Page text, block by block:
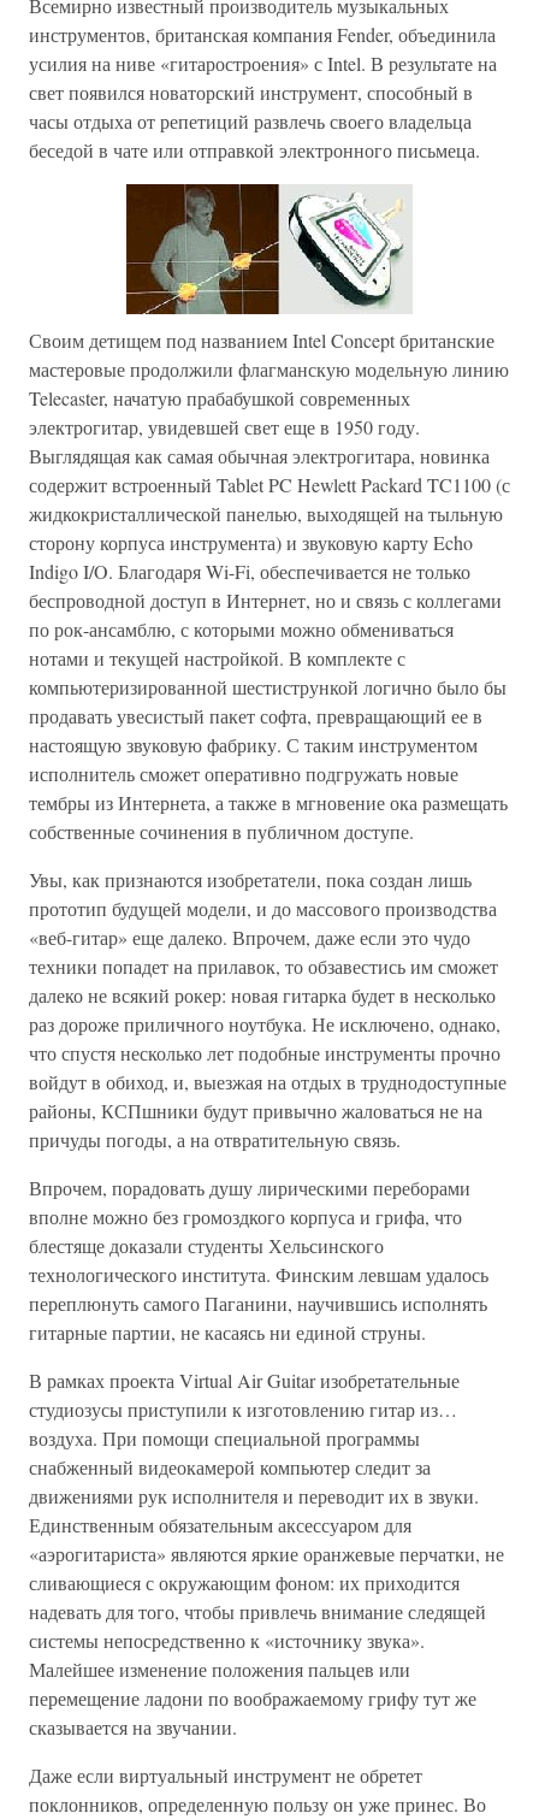
Всемирно известный производитель музыкальных
инструментов, британская компания Fender, объединила
усилия на ниве «гитаростроения» с Intel. В результате на
свет появился новаторский инструмент, способный в
часы отдыха от репетиций развлечь своего владельца
беседой в чате или отправкой электронного письмеца.
Своим детищем под названием Intel Concept британские
мастеровые продолжили флагманскую модельную линию
Telecaster, начатую прабабушкой современных
электрогитар, увидевшей свет еще в 1950 году.
Выглядящая как самая обычная электрогитара, новинка
содержит встроенный Tablet PC Hewlett Packard TC1100 (с
жидкокристаллической панелью, выходящей на тыльную
сторону корпуса инструмента) и звуковую карту Echo
Indigo I/O. Благодаря Wi-Fi, обеспечивается не только
беспроводной доступ в Интернет, но и связь с коллегами
по рок-ансамблю, с которыми можно обмениваться
нотами и текущей настройкой. В комплекте с
компьютеризированной шестистрункой логично было бы
продавать увесистый пакет софта, превращающий ее в
настоящую звуковую фабрику. С таким инструментом
исполнитель сможет оперативно подгружать новые
тембры из Интернета, а также в мгновение ока размещать
собственные сочинения в публичном доступе.
Увы, как признаются изобретатели, пока создан лишь
прототип будущей модели, и до массового производства
«веб-гитар» еще далеко. Впрочем, даже если это чудо
техники попадет на прилавок, то обзавестись им сможет
далеко не всякий рокер: новая гитарка будет в несколько
раз дороже приличного ноутбука. Не исключено, однако,
что спустя несколько лет подобные инструменты прочно
войдут в обиход, и, выезжая на отдых в труднодоступные
районы, КСПшники будут привычно жаловаться не на
причуды погоды, а на отвратительную связь.
Впрочем, порадовать душу лирическими переборами
вполне можно без громоздкого корпуса и грифа, что
блестяще доказали студенты Хельсинского
технологического института. Финским левшам удалось
переплюнуть самого Паганини, научившись исполнять
гитарные партии, не касаясь ни единой струны.
В рамках проекта Virtual Air Guitar изобретательные
студиозусы приступили к изготовлению гитар из…
воздуха. При помощи специальной программы
снабженный видеокамерой компьютер следит за
движениями рук исполнителя и переводит их в звуки.
Единственным обязательным аксессуаром для
«аэрогитариста» являются яркие оранжевые перчатки, не
сливающиеся с окружающим фоном: их приходится
надевать для того, чтобы привлечь внимание следящей
системы непосредственно к «источнику звука».
Малейшее изменение положения пальцев или
перемещение ладони по воображаемому грифу тут же
сказывается на звучании.
Даже если виртуальный инструмент не обретет
поклонников, определенную пользу он уже принес. Во